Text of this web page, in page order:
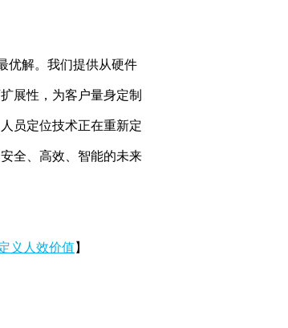
优解。我们提供从硬件
展性，为客户量身定制
人员定位技术正在重新定
全、高效、智能的未来
义人效价值 】